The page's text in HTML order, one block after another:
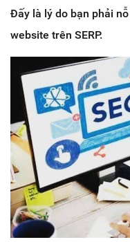
Đấy là lý do bạn phải
website trên SERP.